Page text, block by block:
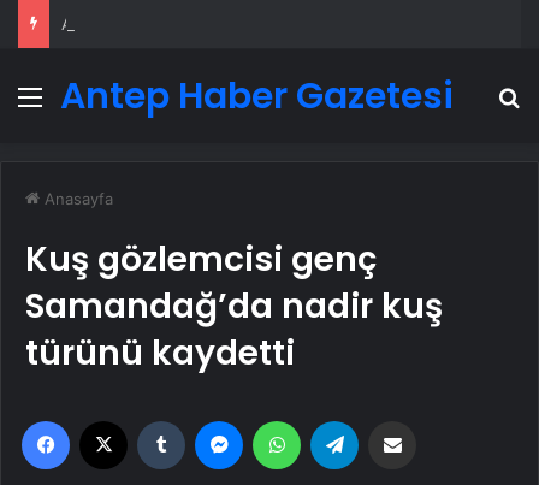
Ankara rent a car
Menü
Antep Haber Gazetesi
Anasayfa
Kuş gözlemcisi genç
Samandağ’da nadir kuş
türünü kaydetti
Facebook Tumblr MessengerWhatsApp